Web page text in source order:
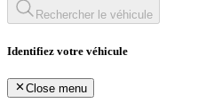
Rechercher le véhicule
Identifiez votre véhicule
Close menu